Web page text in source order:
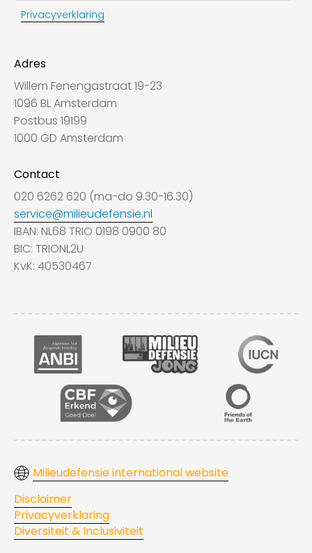
Adres
Willem Fenengastraat 19-23
1096 BL Amsterdam
Postbus 19199
1000 GD Amsterdam
Contact
020 6262 620 (ma-do 9.30-16.30)
service@milieudefensie.nl
IBAN: NL68 TRIO 0198 0900 80
BIC: TRIONL2U
KvK: 40530467
Privacyverklaring
Milieudefensie international website
Disclaimer
Privacyverklaring
Diversiteit & Inclusiviteit